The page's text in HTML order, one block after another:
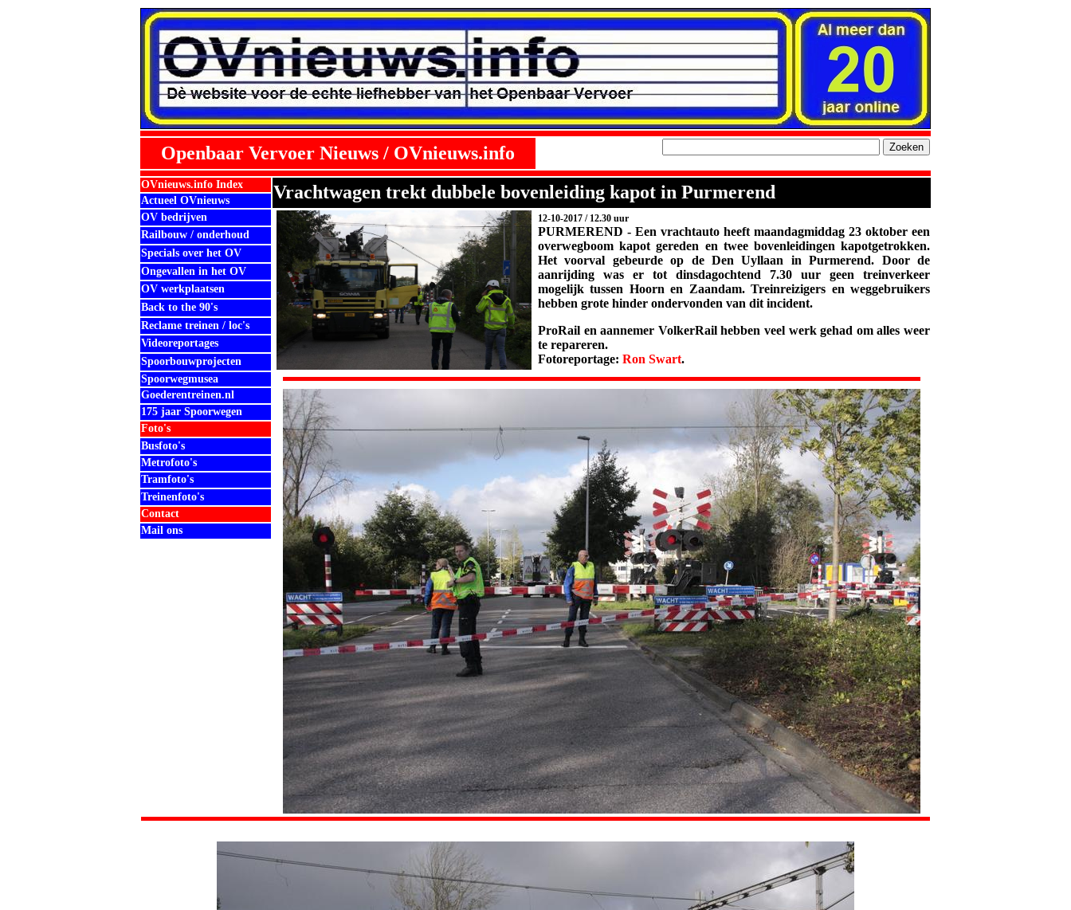
Openbaar Vervoer Nieuws / OVnieuws.info
OVnieuws.info Index Vrachtwagen trekt dubbele bovenleiding kapot in Purmerend
Actueel OVnieuws
OV bedrijven
12-10-2017 / 12.30 uur
PURMEREND - Een vrachtauto heeft maandagmiddag 23 oktober een
overwegboom kapot gereden en twee bovenleidingen kapotgetrokken.
Het voorval gebeurde op de Den Uyllaan in Purmerend. Door de
aanrijding was er tot dinsdagochtend 7.30 uur geen treinverkeer
mogelijk tussen Hoorn en Zaandam. Treinreizigers en weggebruikers
hebben grote hinder ondervonden van dit incident.
ProRail en aannemer VolkerRail hebben veel werk gehad om alles weer
te repareren.
Fotoreportage: Ron Swart.
Railbouw / onderhoud
Specials over het OV
Ongevallen in het OV
OV werkplaatsen
Back to the 90's
Reclame treinen / loc's
Videoreportages
Spoorbouwprojecten
Spoorwegmusea
Goederentreinen.nl
175 jaar Spoorwegen
Foto's
Busfoto's
Metrofoto's
Tramfoto's
Treinenfoto's
Contact
Mail ons